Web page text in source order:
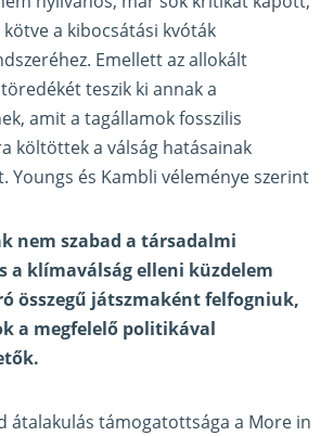
kötve a kibocsátási kvóták
Emellett az allokált
teszik ki annak a
amit a tagállamok fosszilis
költöttek a válság hatásainak
Youngs és Kambli véleménye szerint
nem szabad a társadalmi
a klímaválság elleni küzdelem
összegű játszmaként felfogniuk,
a megfelelő politikával
átalakulás támogatottsága a More in